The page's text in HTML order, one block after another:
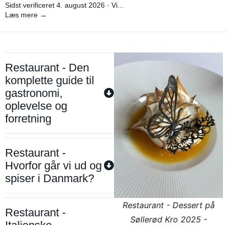
Sidst verificeret 4. august 2026 · Vi...
Læs mere →
Restaurant - Den
komplette guide til
gastronomi,
oplevelse og
forretning
Restaurant -
Hvorfor går vi ud og
spiser i Danmark?
Restaurant -
Restaurant - Dessert på
Søllerød Kro 2025 -